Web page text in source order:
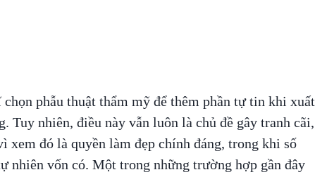
chọn phẫu thuật thẩm mỹ để thêm phần tự tin khi xuất
Tuy nhiên, điều này vẫn luôn là chủ đề gây tranh cãi,
xem đó là quyền làm đẹp chính đáng, trong khi số
nhiên vốn có. Một trong những trường hợp gần đây